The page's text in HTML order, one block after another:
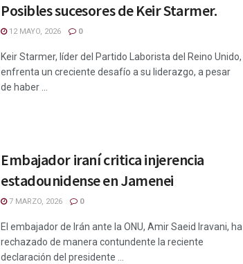
Posibles sucesores de Keir Starmer.
12 MAYO, 2026 0
Keir Starmer, líder del Partido Laborista del Reino Unido,
enfrenta un creciente desafío a su liderazgo, a pesar
de haber ...
Embajador iraní critica injerencia
estadounidense en Jamenei
7 MARZO, 2026 0
El embajador de Irán ante la ONU, Amir Saeid Iravani, ha
rechazado de manera contundente la reciente
declaración del presidente ...